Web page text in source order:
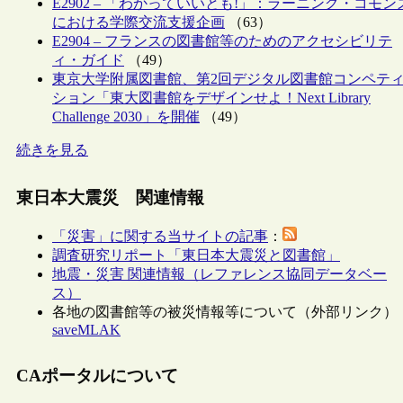
E2902 – 「わかっていいとも!」：ラーニング・コモン
における学際交流支援企画 （63）
E2904 – フランスの図書館等のためのアクセシビリテ
ィ・ガイド
（49）
東京大学附属図書館、第2回デジタル図書館コンペテ
ション「東大図書館をデザインせよ！Next Library
Challenge 2030」を開催 （49）
続きを見る
東日本大震災 関連情報
「災害」に関する当サイトの記事 ：
調査研究リポート「東日本大震災と図書館」
地震・災害 関連情報（レファレンス協同データベー
ス）
各地の図書館等の被災情報等について（外部リンク）
saveMLAK
CAポータルについて